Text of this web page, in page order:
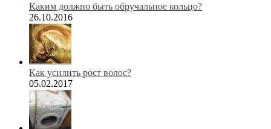
Каким должно быть обручальное кольцо?
26.10.2016
Как усилить рост волос?
05.02.2017